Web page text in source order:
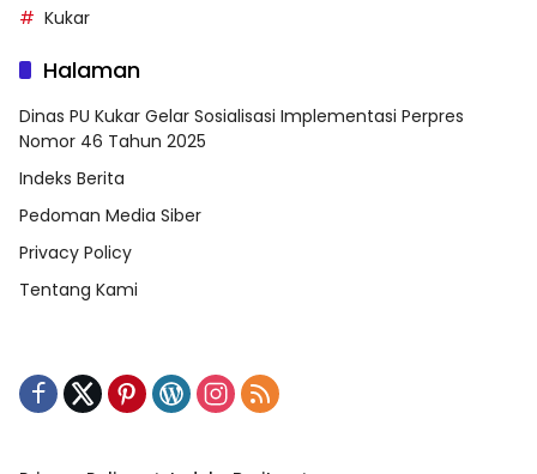
Kukar
Halaman
Dinas PU Kukar Gelar Sosialisasi Implementasi Perpres
Nomor 46 Tahun 2025
Indeks Berita
Pedoman Media Siber
Privacy Policy
Tentang Kami